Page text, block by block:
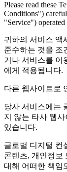
Please read these
Conditions")
"Service")
귀하의 서비스 액
준수하는 것을 조
거나 서비스를 이
에게 적용됩니다.
다른 웹사이트로
당사 서비스에는
지 않는 타사 웹
있습니다.
글로벌 디지털 컨
콘텐츠, 개인정보
대해 어떠한 책임